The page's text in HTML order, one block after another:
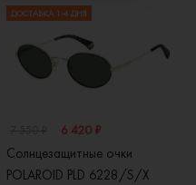
ДОСТАВКА 1-4 ДНЯ
6 420 ₽
Солнцезащитные очки
POLAROID PLD 6228/S/X